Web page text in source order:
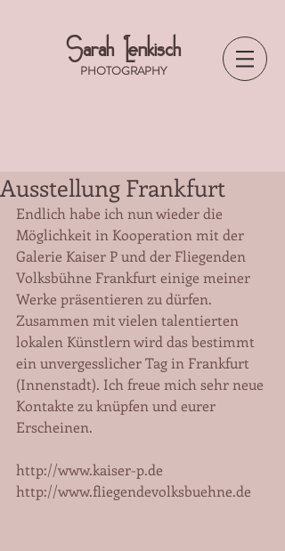
Sarah Lenkisch
PHOTOGRAPHY
Ausstellung Frankfurt
Endlich habe ich nun wieder die
Möglichkeit in Kooperation mit der
Galerie Kaiser P und der Fliegenden
Volksbühne Frankfurt einige meiner
Werke präsentieren zu dürfen.
Zusammen mit vielen talentierten
lokalen Künstlern wird das bestimmt
ein unvergesslicher Tag in Frankfurt
(Innenstadt). Ich freue mich sehr neue
Kontakte zu knüpfen und eurer
Erscheinen.
http://www.kaiser-p.de
http://www.fliegendevolksbuehne.de